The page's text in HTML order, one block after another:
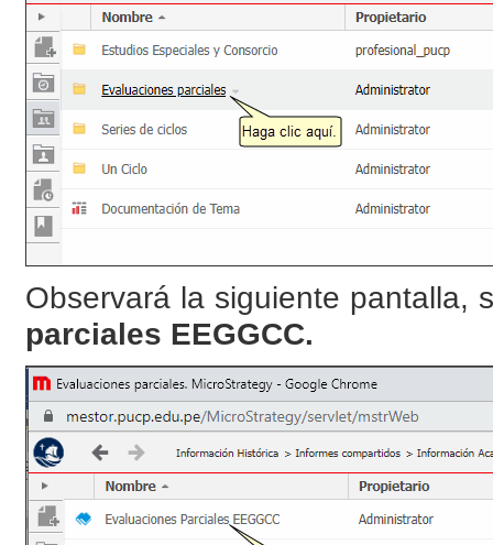
Observará la siguiente pantalla,
parciales EEGGCC.